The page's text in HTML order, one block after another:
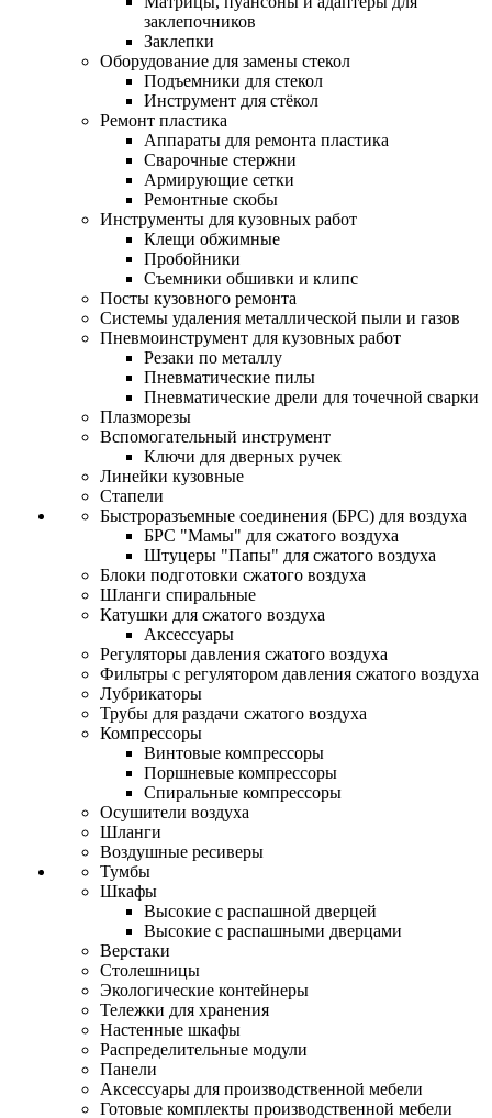
заклепочников
Заклепки
Оборудование для замены стекол
Подъемники для стекол
Инструмент для стёкол
Ремонт пластика
Аппараты для ремонта пластика
Сварочные стержни
Армирующие сетки
Ремонтные скобы
Инструменты для кузовных работ
Клещи обжимные
Пробойники
Съемники обшивки и клипс
Посты кузовного ремонта
Системы удаления металлической пыли и газов
Пневмоинструмент для кузовных работ
Резаки по металлу
Пневматические пилы
Пневматические дрели для точечной сварки
Плазморезы
Вспомогательный инструмент
Ключи для дверных ручек
Линейки кузовные
Стапели
Быстроразъемные соединения (БРС) для воздуха
БРС "Мамы" для сжатого воздуха
Штуцеры "Папы" для сжатого воздуха
Блоки подготовки сжатого воздуха
Шланги спиральные
Катушки для сжатого воздуха
Аксессуары
Регуляторы давления сжатого воздуха
Фильтры с регулятором давления сжатого воздуха
Лубрикаторы
Трубы для раздачи сжатого воздуха
Компрессоры
Винтовые компрессоры
Поршневые компрессоры
Спиральные компрессоры
Осушители воздуха
Шланги
Воздушные ресиверы
Тумбы
Шкафы
Высокие с распашной дверцей
Высокие с распашными дверцами
Верстаки
Столешницы
Экологические контейнеры
Тележки для хранения
Настенные шкафы
Распределительные модули
Панели
Аксессуары для производственной мебели
Готовые комплекты производственной мебели